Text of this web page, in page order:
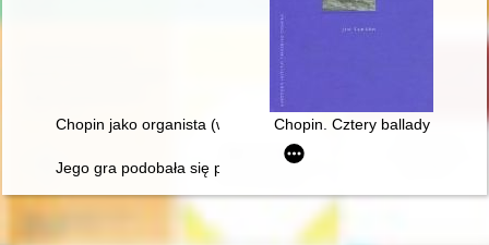
Chopin jako organista (w 150. rocznicę śmierci)
Chopin. Cztery ballady
Jego gra podobała się przede wszystkim damom... Chopin i